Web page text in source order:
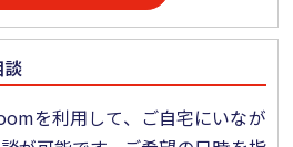
を利用して、ご自宅にいなが